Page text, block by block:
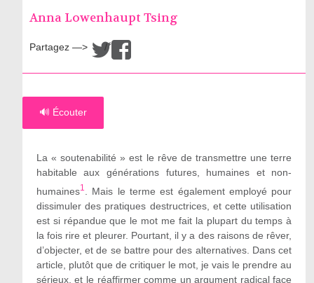
Anna Lowenhaupt Tsing
Partagez —> /
🔊 Écouter
La « soutenabilité » est le rêve de transmettre une terre
habitable aux générations futures, humaines et non-
humaines1
. Mais le terme est également employé pour
dissimuler des pratiques destructrices, et cette utilisation
est si répandue que le mot me fait la plupart du temps à
la fois rire et pleurer. Pourtant, il y a des raisons de rêver,
d’objecter, et de se battre pour des alternatives. Dans cet
article, plutôt que de critiquer le mot, je vais le prendre au
sérieux, et le réaffirmer comme un argument radical face